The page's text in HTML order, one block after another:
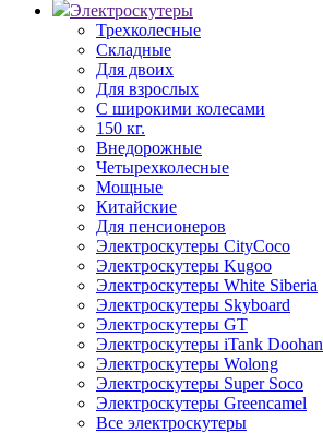
Электроскутеры
Трехколесные
Складные
Для двоих
Для взрослых
С широкими колесами
150 кг.
Внедорожные
Четырехколесные
Мощные
Китайские
Для пенсионеров
Электроскутеры CityCoco
Электроскутеры Kugoo
Электроскутеры White Siberia
Электроскутеры Skyboard
Электроскутеры GT
Электроскутеры iTank Doohan
Электроскутеры Wolong
Электроскутеры Super Soco
Электроскутеры Greencamel
Все электроскутеры